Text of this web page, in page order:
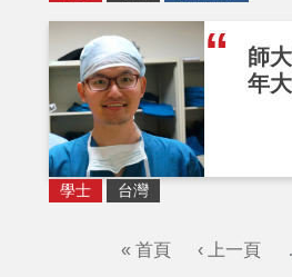
師
年
學士 台灣
« 首頁 ‹ 上一頁